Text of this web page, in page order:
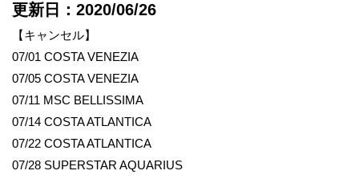
更新日：2020/06/26
【キャンセル】
07/01 COSTA VENEZIA
07/05 COSTA VENEZIA
07/11 MSC BELLISSIMA
07/14 COSTA ATLANTICA
07/22 COSTA ATLANTICA
07/28 SUPERSTAR AQUARIUS